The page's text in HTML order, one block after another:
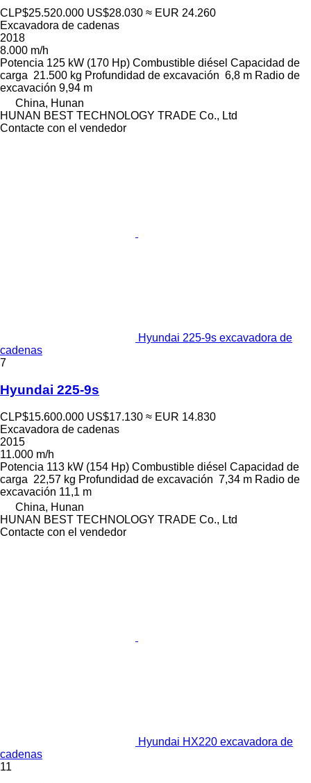
CLP$25.520.000 US$28.030 ≈ EUR 24.260
Excavadora de cadenas
2018
8.000 m/h
Potencia 125 kW (170 Hp) Combustible diésel Capacidad de
carga 21.500 kg Profundidad de excavación 6,8 m Radio de
excavación 9,94 m
China, Hunan
HUNAN BEST TECHNOLOGY TRADE Co., Ltd
Contacte con el vendedor
Hyundai 225-9s excavadora de
cadenas
7
Hyundai 225-9s
CLP$15.600.000 US$17.130 ≈ EUR 14.830
Excavadora de cadenas
2015
11.000 m/h
Potencia 113 kW (154 Hp) Combustible diésel Capacidad de
carga 22,57 kg Profundidad de excavación 7,34 m Radio de
excavación 11,1 m
China, Hunan
HUNAN BEST TECHNOLOGY TRADE Co., Ltd
Contacte con el vendedor
Hyundai HX220 excavadora de
cadenas
11